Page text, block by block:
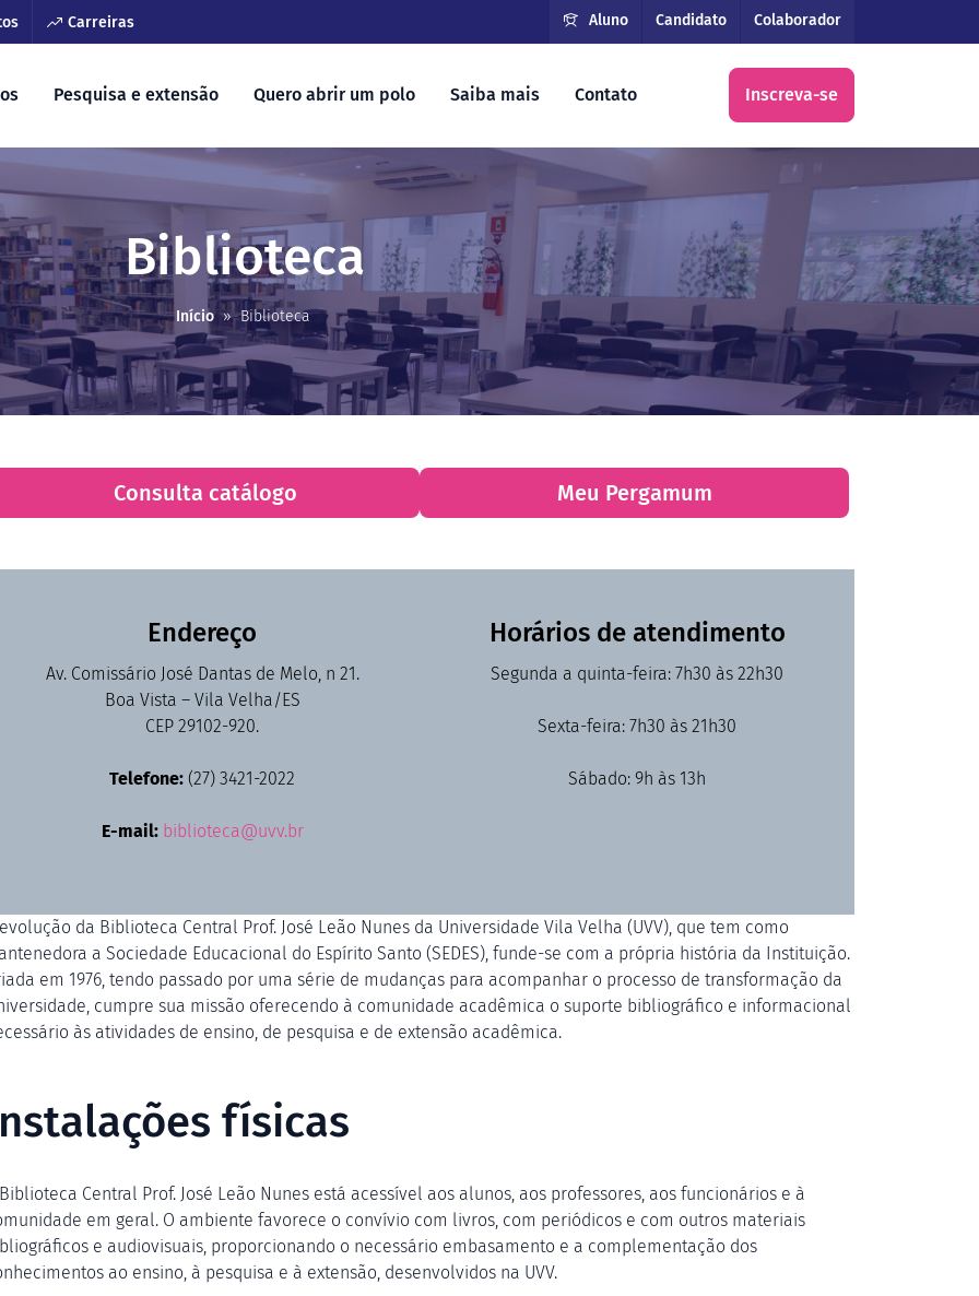
Carreiras Aluno Candidato Colaborador
Pesquisa e extensão Quero abrir um polo Saiba mais Contato Inscreva-se
Biblioteca
Início » Biblioteca
Consulta catálogo Meu Pergamum
Endereço
Av. Comissário José Dantas de Melo, n 21.
Boa Vista – Vila Velha/ES
CEP 29102-920.
Telefone: (27) 3421-2022
E-mail: biblioteca@uvv.br
Horários de atendimento
Segunda a quinta-feira: 7h30 às 22h30
Sexta-feira: 7h30 às 21h30
Sábado: 9h às 13h
da Biblioteca Central Prof. José Leão Nunes da Universidade Vila Velha (UVV), que tem como
a Sociedade Educacional do Espírito Santo (SEDES), funde-se com a própria história da Instituição.
em 1976, tendo passado por uma série de mudanças para acompanhar o processo de transformação da
cumpre sua missão oferecendo à comunidade acadêmica o suporte bibliográfico e informacional
às atividades de ensino, de pesquisa e de extensão acadêmica.
físicas
Central Prof. José Leão Nunes está acessível aos alunos, aos professores, aos funcionários e à
em geral. O ambiente favorece o convívio com livros, com periódicos e com outros materiais
e audiovisuais, proporcionando o necessário embasamento e a complementação dos
ao ensino, à pesquisa e à extensão, desenvolvidos na UVV.